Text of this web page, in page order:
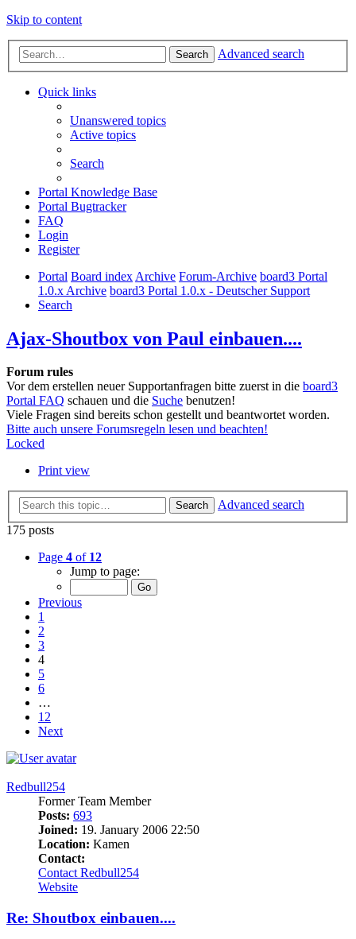
Skip to content
Search Advanced search
Quick links
Unanswered topics
Active topics
Search
Portal Knowledge Base
Portal Bugtracker
FAQ
Login
Register
Portal Board index Archive Forum-Archive board3 Portal
1.0.x Archive board3 Portal 1.0.x - Deutscher Support
Search
Ajax-Shoutbox von Paul einbauen....
Forum rules
Vor dem erstellen neuer Supportanfragen bitte zuerst in die board3
Portal FAQ schauen und die Suche benutzen!
Viele Fragen sind bereits schon gestellt und beantwortet worden.
Bitte auch unsere Forumsregeln lesen und beachten!
Locked
Print view
Search
Advanced search
175 posts
Page 4 of 12
Jump to page:
Previous
1
2
3
4
5
6
…
12
Next
Redbull254
Former Team Member
Posts: 693
Joined: 19. January 2006 22:50
Location: Kamen
Contact:
Contact Redbull254
Website
Re: Shoutbox einbauen....